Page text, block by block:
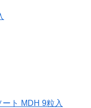
ト MDH 9粒入